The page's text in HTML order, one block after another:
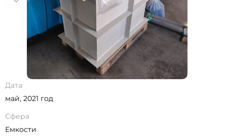
Дата
май, 2021 год
Сфера
Емкости